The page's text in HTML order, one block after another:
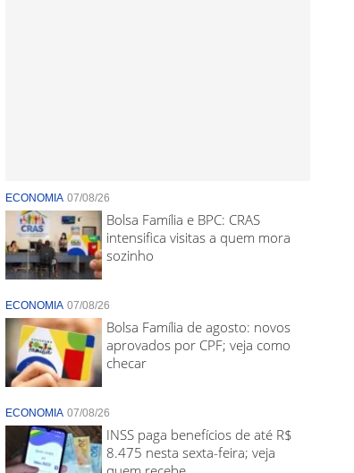
ECONOMIA 07/08/26
Bolsa Família e BPC: CRAS
intensifica visitas a quem mora
sozinho
ECONOMIA 07/08/26
Bolsa Família de agosto: novos
aprovados por CPF; veja como
checar
ECONOMIA 07/08/26
INSS paga benefícios de até R$
8.475 nesta sexta-feira; veja